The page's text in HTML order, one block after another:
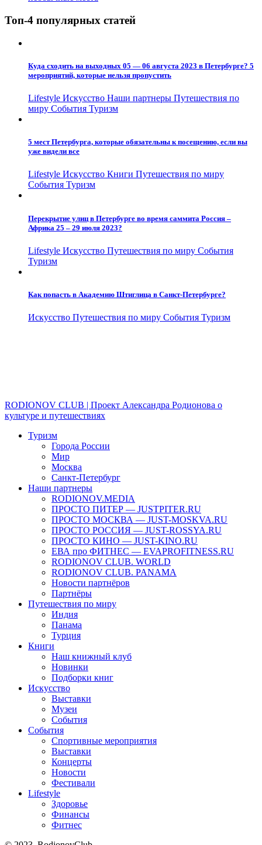
Топ-4 популярных статей
Куда сходить на выходных 05 — 06 августа 2023 в Петербурге? 5
мероприятий, которые нельзя пропустить
Lifestyle Искусство Наши партнеры Путешествия по
миру События Туризм
5 мест Петербурга, которые обязательны к посещению, если вы
уже видели все
Lifestyle Искусство Книги Путешествия по миру
События Туризм
Перекрытие улиц в Петербурге во время саммита Россия –
Африка 25 – 29 июля 2023?
Lifestyle Искусство Путешествия по миру События
Туризм
Как попасть в Академию Штиглица в Санкт-Петербурге?
Искусство Путешествия по миру События Туризм
RODIONOV CLUB | Проект Александра Родионова о
культуре и путешествиях
Туризм
Города России
Мир
Москва
Санкт-Петербург
Наши партнеры
RODIONOV.MEDIA
ПРОСТО ПИТЕР — JUSTPITER.RU
ПРОСТО МОСКВА — JUST-MOSKVA.RU
ПРОСТО РОССИЯ — JUST-ROSSYA.RU
ПРОСТО КИНО — JUST-KINO.RU
ЕВА про ФИТНЕС — EVAPROFITNESS.RU
RODIONOV CLUB. WORLD
RODIONOV CLUB. PANAMA
Новости партнёров
Партнёры
Путешествия по миру
Индия
Панама
Турция
Книги
Наш книжный клуб
Новинки
Подборки книг
Искусство
Выставки
Музеи
События
События
Спортивные мероприятия
Выставки
Концерты
Новости
Фестивали
Lifestyle
Здоровье
Финансы
Фитнес